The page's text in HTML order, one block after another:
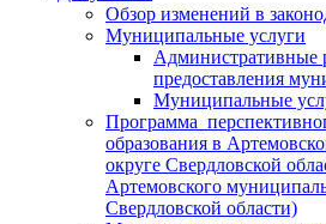
Обзор изменений в
Муниципальные услуги
Административные
предоставления
Муниципальные
Программа
образования в
округе Свердловской
Артемовского
Свердловской области)